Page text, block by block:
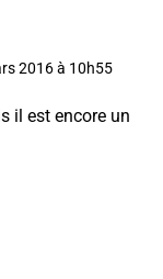
2016 à 10h55
il est encore un